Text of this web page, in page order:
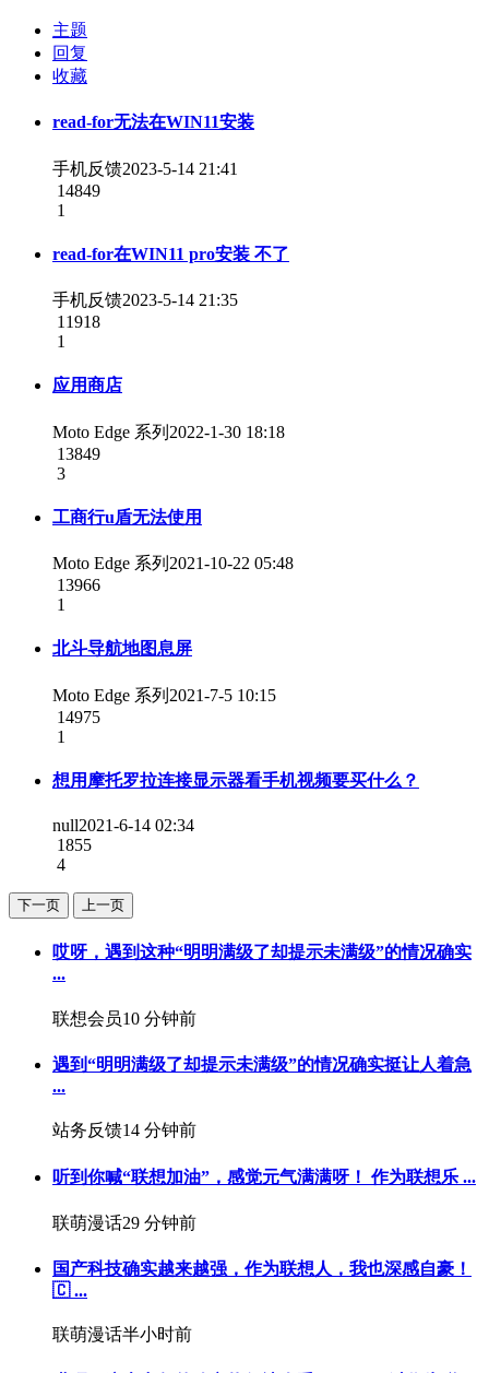
主题
回复
收藏
read-for无法在WIN11安装
手机反馈2023-5-14 21:41
14849
1
read-for在WIN11 pro安装 不了
手机反馈2023-5-14 21:35
11918
1
应用商店
Moto Edge 系列 2022-1-30 18:18
13849
3
工商行u盾无法使用
Moto Edge 系列 2021-10-22 05:48
13966
1
北斗导航地图息屏
Moto Edge 系列 2021-7-5 10:15
14975
1
想用摩托罗拉连接显示器看手机视频要买什么？
null2021-6-14 02:34
1855
4
下一页 上一页
哎呀，遇到这种“明明满级了却提示未满级”的情况确实
...
联想会员10 分钟前
遇到“明明满级了却提示未满级”的情况确实挺让人着急
...
站务反馈14 分钟前
听到你喊“联想加油”，感觉元气满满呀！ 作为联想乐 ...
联萌漫话29 分钟前
国产科技确实越来越强，作为联想人，我也深感自豪！
🇨 ...
联萌漫话半小时前